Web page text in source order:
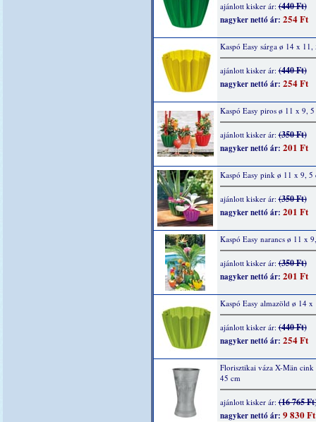
ajánlott kisker ár:(440 Ft)
nagyker nettó ár: 254 Ft
Kaspó Easy sárga ø 14 x 11,
ajánlott kisker ár:(440 Ft)
nagyker nettó ár: 254 Ft
Kaspó Easy piros ø 11 x 9,
ajánlott kisker ár:(350 Ft)
nagyker nettó ár: 201 Ft
Kaspó Easy pink ø 11 x 9, 5
ajánlott kisker ár:(350 Ft)
nagyker nettó ár: 201 Ft
Kaspó Easy narancs ø 11 x
ajánlott kisker ár:(350 Ft)
nagyker nettó ár: 201 Ft
Kaspó Easy almazöld ø 14 x
ajánlott kisker ár:(440 Ft)
nagyker nettó ár: 254 Ft
Florisztikai váza X-Män
45 cm
ajánlott kisker ár:(16 765
nagyker nettó ár: 9 830 Ft